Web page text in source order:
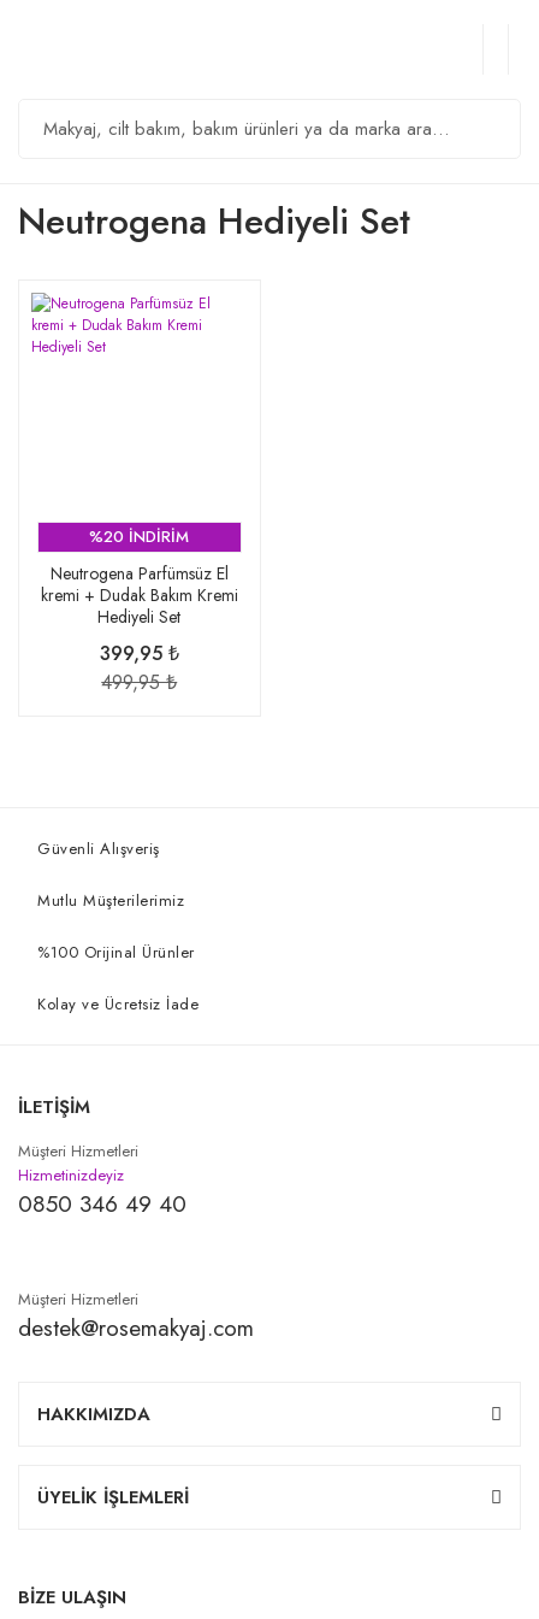
Neutrogena Hediyeli Set
%20 İNDİRİM
Neutrogena Parfümsüz El
kremi + Dudak Bakım Kremi
Hediyeli Set
399,95 ₺
499,95 ₺
Güvenli Alışveriş
Mutlu Müşterilerimiz
%100 Orijinal Ürünler
Kolay ve Ücretsiz İade
İLETİŞİM
Müşteri Hizmetleri
Hizmetinizdeyiz
0850 346 49 40
Müşteri Hizmetleri
destek@rosemakyaj.com
HAKKIMIZDA
ÜYELİK İŞLEMLERİ
BİZE ULAŞIN